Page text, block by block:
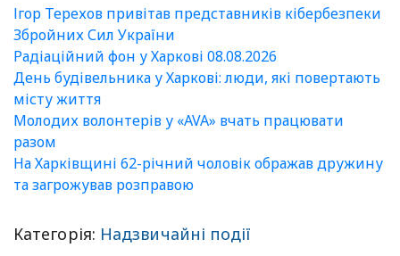
Ігор Терехов привітав представників кібербезпеки
Збройних Сил України
Радіаційний фон у Харкові 08.08.2026
День будівельника у Харкові: люди, які повертають
місту життя
Молодих волонтерів у «AVA» вчать працювати
разом
На Харківщині 62-річний чоловік ображав дружину
та загрожував розправою
Категорія: Надзвичайні події